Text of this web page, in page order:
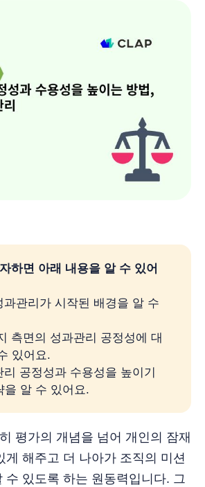
하면 아래 내용을 알 수 있어
관리가 시작된 배경을 알 수
측면의 성과관리 공정성에 대
있어요.
공정성과 수용성을 높이기
을 알 수 있어요.
평가의 개념을 넘어 개인의 잠재
게 해주고 더 나아가 조직의 미션
수 있도록 하는 원동력입니다. 그